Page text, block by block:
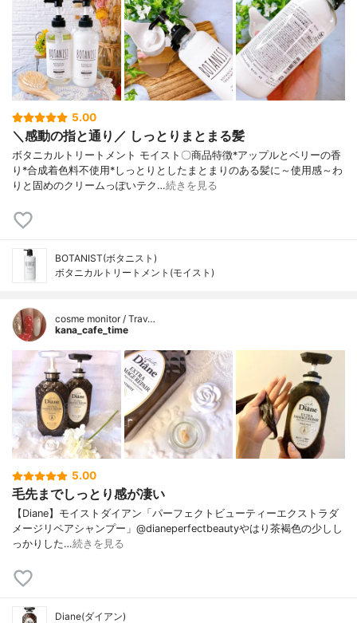
5.00
＼感動の指と通り／ しっとりまとまる髪
ボタニカルトリートメント モイスト〇商品特徴*アップルとベリーの香
り*合成着色料不使用*しっとりとしたまとまりのある髪に～使用感～わ
りと固めのクリームっぽいテク…続きを見る
BOTANIST(ボタニスト)
ボタニカルトリートメント(モイスト)
cosme monitor / Trav…
kana_cafe_time
5.00
毛先までしっとり感が凄い
【Diane】モイストダイアン「パーフェクトビューティーエクストラダ
メージリペアシャンプー」@dianeperfectbeautyやはり茶褐色の少しし
っかりした…続きを見る
Diane(ダイアン)